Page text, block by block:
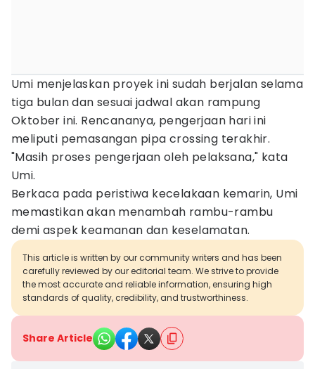
Umi menjelaskan proyek ini sudah berjalan selama
tiga bulan dan sesuai jadwal akan rampung
Oktober ini. Rencananya, pengerjaan hari ini
meliputi pemasangan pipa crossing terakhir.
"Masih proses pengerjaan oleh pelaksana," kata
Umi.
Berkaca pada peristiwa kecelakaan kemarin, Umi
memastikan akan menambah rambu-rambu
demi aspek keamanan dan keselamatan.
This article is written by our community writers and has been
carefully reviewed by our editorial team. We strive to provide
the most accurate and reliable information, ensuring high
standards of quality, credibility, and trustworthiness.
Share Article